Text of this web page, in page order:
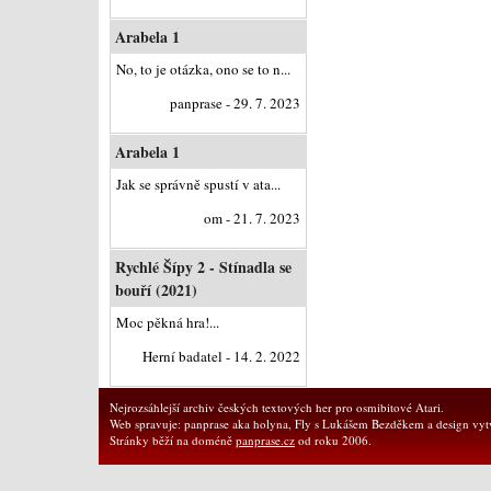
Arabela 1
No, to je otázka, ono se to n...
panprase - 29. 7. 2023
Arabela 1
Jak se správně spustí v ata...
om - 21. 7. 2023
Rychlé Šípy 2 - Stínadla se
bouří (2021)
Moc pěkná hra!...
Herní badatel - 14. 2. 2022
Nejrozsáhlejší archiv českých textových her pro osmibitové Atari.
Web spravuje: panprase aka holyna, Fly s Lukášem Bezděkem a design
Stránky běží na doméně panprase.cz od roku 2006.